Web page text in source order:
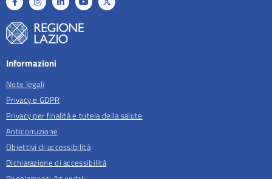
Informazioni
Note legali
Privacy e GDPR
Privacy per finalità e tutela della salute
Anticorruzione
Obiettivi di accessibilità
Dichiarazione di accessibilità